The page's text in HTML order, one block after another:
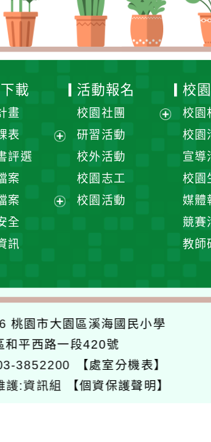
載
畫
表
單
評選
案
案
全
訊
活動報名
校園社團
研習活動
校外活動
校園志工
校園活動
校
校園
校園
宣導
校園
媒體
競賽
教師
桃園市大園區溪海國民小學
平西路一段420號
3852200
【處室分機表】
護:資訊組 【個資保護聲明】